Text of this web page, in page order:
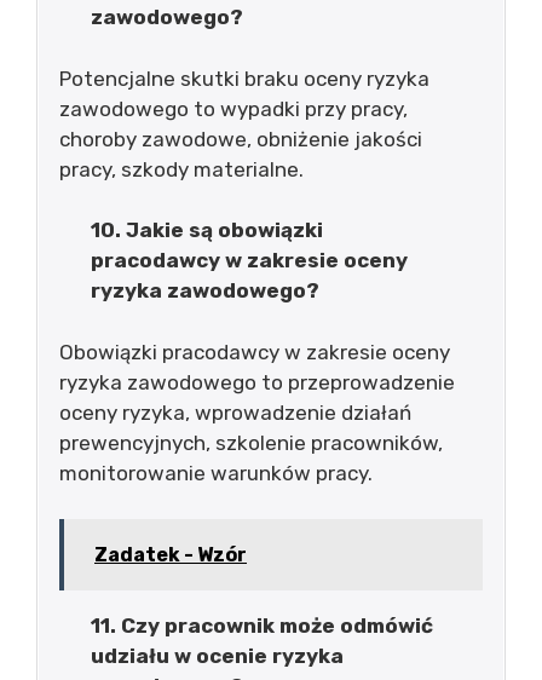
zawodowego?
Potencjalne skutki braku oceny ryzyka
zawodowego to wypadki przy pracy,
choroby zawodowe, obniżenie jakości
pracy, szkody materialne.
10. Jakie są obowiązki
pracodawcy w zakresie oceny
ryzyka zawodowego?
Obowiązki pracodawcy w zakresie oceny
ryzyka zawodowego to przeprowadzenie
oceny ryzyka, wprowadzenie działań
prewencyjnych, szkolenie pracowników,
monitorowanie warunków pracy.
Zadatek - Wzór
11. Czy pracownik może odmówić
udziału w ocenie ryzyka